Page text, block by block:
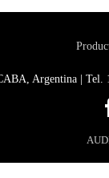
Argentina | Tel.